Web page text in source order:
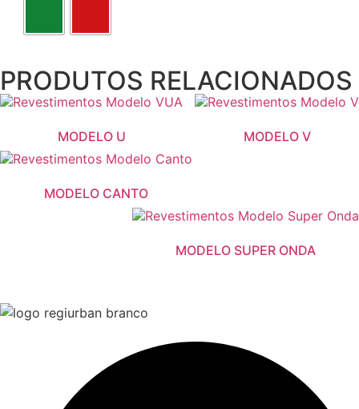
PRODUTOS RELACIONADOS
MODELO U MODELO V
MODELO CANTO
MODELO SUPER ONDA